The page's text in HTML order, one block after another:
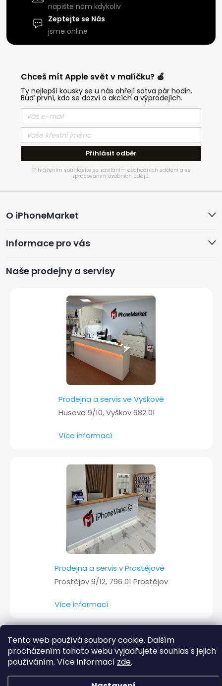
Tento web používá soubory cookie. Dalším
procházením tohoto webu vyjadřujete souhlas s jejich
používáním. Více informací zde.
napište nám kdykoliv
Zeptejte se Nás
jsme online
Chceš mít Apple svět v malíčku? 🍏
Ty nejlepší kousky se u nás ohřejí sotva pár hodin.
Buď první, kdo se dozví o akcích a výprodejích.
Přihlásit odběr
Přihlášením souhlasíte se zasíláním obchodních sdělení a se
zpracováním osobních údajů.
á
p
a
O iPhoneMarket
Informace pro vás
Naše prodejny a servisy
Prodejna a servis ve Vyškově
Husova 9/10, Vyškov 682 01
Více informací
Prodejna a servis v Prostějově
Prostějov 9/12, 796 01 Prostějov
Více informací
Vytvořil Shoptet
Copyright 2026iPhoneMarket.cz. Všechna práva vyhrazena.